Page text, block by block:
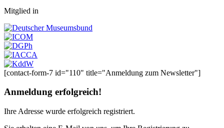
Mitglied in
[contact-form-7 id="110" title="Anmeldung zum Newsletter"]
Anmeldung erfolgreich!
Ihre Adresse wurde erfolgreich registriert.